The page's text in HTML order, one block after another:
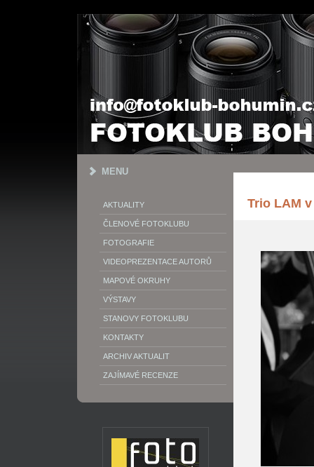
MENU
AKTUALITY
ČLENOVÉ FOTOKLUBU
FOTOGRAFIE
VIDEOPREZENTACE AUTORŮ
MAPOVÉ OKRUHY
VÝSTAVY
STANOVY FOTOKLUBU
KONTAKTY
ARCHIV AKTUALIT
ZAJÍMAVÉ RECENZE
Trio LAM